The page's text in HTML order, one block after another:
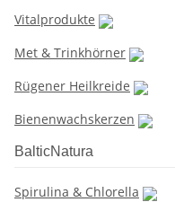
Vitalprodukte
Met & Trinkhörner
Rügener Heilkreide
Bienenwachskerzen
BalticNatura
Spirulina & Chlorella